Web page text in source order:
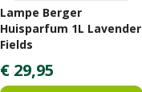
Lampe Berger
Huisparfum 1L Lavender
Fields
€ 29,95